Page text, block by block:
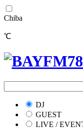
Chiba
℃
DJ
GUEST
LIVE /